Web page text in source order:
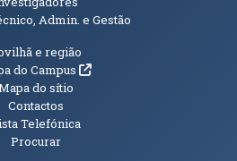
Admin. e Gestão
e região
do Campus(abre em nova janela)
do sítio
Contactos
Telefónica
Procurar